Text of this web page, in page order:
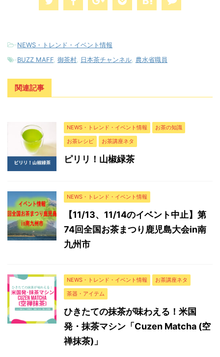
-NEWS・トレンド・イベント情報
-BUZZ MAFF, 御茶村, 日本茶チャンネル, 農水省職員
関連記事
NEWS・トレンド・イベント情報
お茶の知識
お茶レシピ
お茶講座ネタ
ピリリ！山椒緑茶
NEWS・トレンド・イベント情報
【11/13、11/14のイベント中止】第
74回全国お茶まつり鹿児島大会in南
九州市
NEWS・トレンド・イベント情報
お茶講座ネタ
茶器・アイテム
ひきたての抹茶が味わえる！米国
発・抹茶マシン「Cuzen Matcha (空
禅抹茶)」